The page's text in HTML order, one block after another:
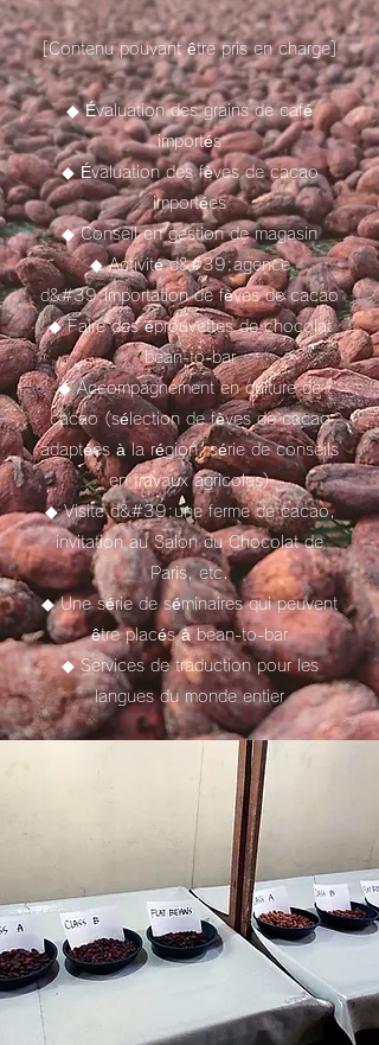
[Contenu pouvant être pris en charge]
◆ Évaluation des grains de café
importés
◆ Évaluation des fèves de cacao
importées
◆ Conseil en gestion de magasin
◆ Activité d&#39;agence
d&#39;importation de fèves de cacao
◆ Faire des éprouvettes de chocolat
bean-to-bar
◆ Accompagnement en culture de
cacao (sélection de fèves de cacao
adaptées à la région, série de conseils
en travaux agricoles)
◆ Visite d&#39;une ferme de cacao,
invitation au Salon du Chocolat de
Paris, etc.
◆ Une série de séminaires qui peuvent
être placés à bean-to-bar
◆ Services de traduction pour les
langues du monde entier